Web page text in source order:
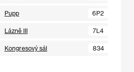
Pupp 6P2
Lázně III 7L4
Kongresový sál 834